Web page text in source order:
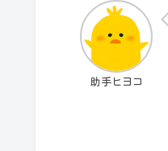
助手ヒヨコ